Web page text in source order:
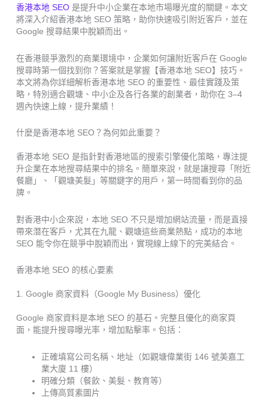
香港本地 SEO 是提升中小企業在本地市場曝光度的關鍵。本文
將深入介紹香港本地 SEO 策略，助你快速吸引附近客戶，並在
Google 搜尋結果中脫穎而出。
在香港競爭激烈的商業環境中，企業如何讓附近客戶在 Google
搜尋時第一個找到你？答案就是掌握【香港本地 SEO】技巧。
本文將為你詳細解析香港本地 SEO 的重要性、最佳實踐及策
略，特別適合觀塘、中小企及各行各業的創業者，助你在 3–4
週內快速上線，提升業績！
什麼是香港本地 SEO？為何如此重要？
香港本地 SEO 是指針對香港地區的搜索引擎優化策略，專注提
升企業在本地搜尋結果中的排名。簡單來說，就是讓搜尋「附近
餐廳」、「觀塘美髮」等關鍵字的用戶，第一時間看到你的品
牌。
對香港中小企來說，本地 SEO 不只是增加網站流量，而是直接
帶來潛在客戶，尤其在九龍、觀塘這些商業熱點，成功的本地
SEO 能令你在競爭中脫穎而出，實現線上線下的完美結合。
香港本地 SEO 的核心要素
1. Google 商家資料（Google My Business）優化
Google 商家資料是本地 SEO 的基石。完整且優化的商家頁
面，能提升搜尋曝光率，增加點擊率。包括：
正確填寫公司名稱、地址（如觀塘偉業街 146 號美嘉工
業大廈 11 樓）
明確分類（餐飲、美髮、教育等）
上傳高質素圖片